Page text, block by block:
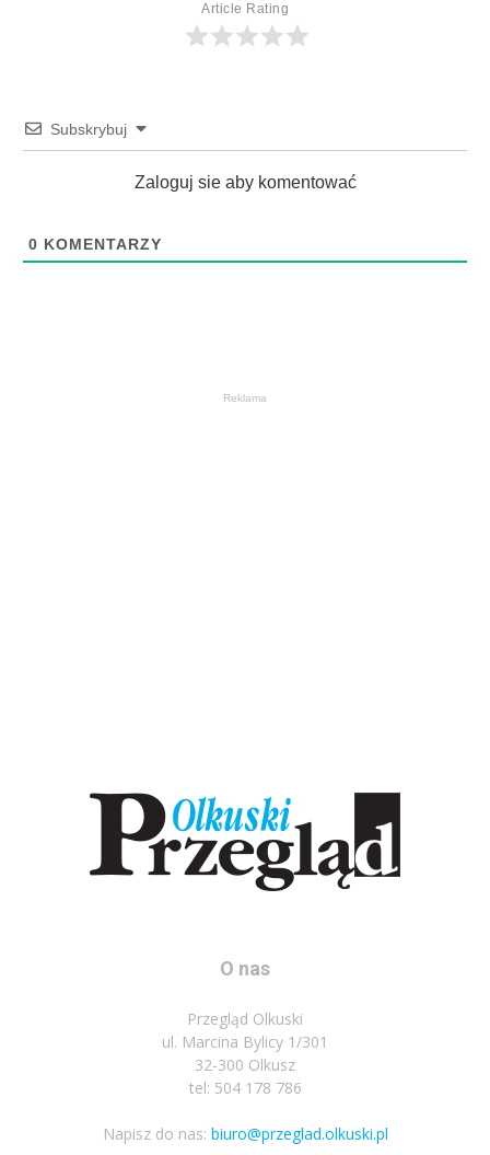
Article Rating
Subskrybuj
Zaloguj sie aby komentować
0 KOMENTARZY
Reklama
O nas
Przegląd Olkuski
ul. Marcina Bylicy 1/301
32-300 Olkusz
tel: 504 178 786
Napisz do nas: biuro@przeglad.olkuski.pl